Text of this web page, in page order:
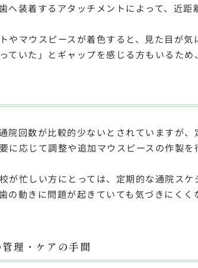
へ装着するアタッチメントによって、近距
やマウスピースが着色すると、見た目が
ていた」とギャップを感じる方もいるため
院回数が比較的少ないとされていますが
に応じて調整や追加マウスピースの作製を
が忙しい方にとっては、定期的な通院ス
の動きに問題が起きていても気づきにく
理・ケアの手間